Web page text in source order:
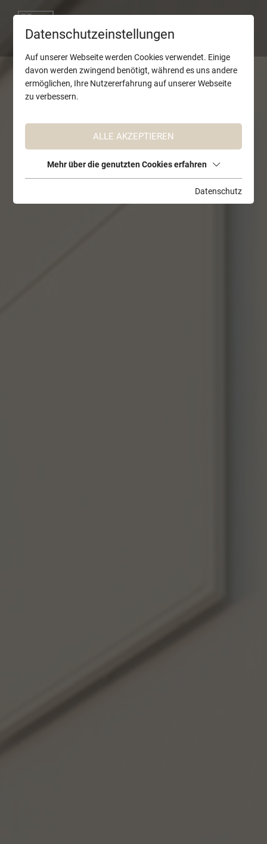
Datenschutzeinstellungen
Auf unserer Webseite werden Cookies verwendet. Einige
davon werden zwingend benötigt, während es uns andere
ermöglichen, Ihre Nutzererfahrung auf unserer Webseite
zu verbessern.
ALLE AKZEPTIEREN
Mehr über die genutzten Cookies erfahren
Datenschutz